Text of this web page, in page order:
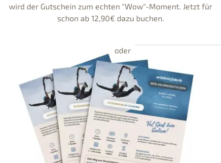
wird der Gutschein zum echten "Wow"-Moment. Jetzt für
schon ab 12,90€ dazu buchen.